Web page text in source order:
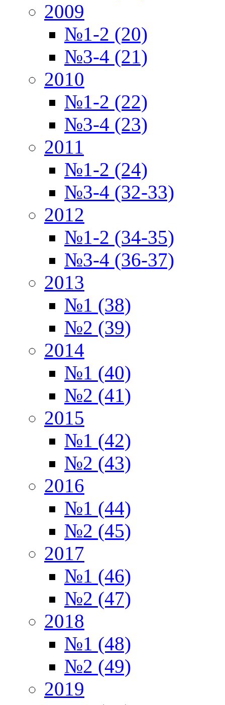
2009
№1-2 (20)
№3-4 (21)
2010
№1-2 (22)
№3-4 (23)
2011
№1-2 (24)
№3-4 (32-33)
2012
№1-2 (34-35)
№3-4 (36-37)
2013
№1 (38)
№2 (39)
2014
№1 (40)
№2 (41)
2015
№1 (42)
№2 (43)
2016
№1 (44)
№2 (45)
2017
№1 (46)
№2 (47)
2018
№1 (48)
№2 (49)
2019